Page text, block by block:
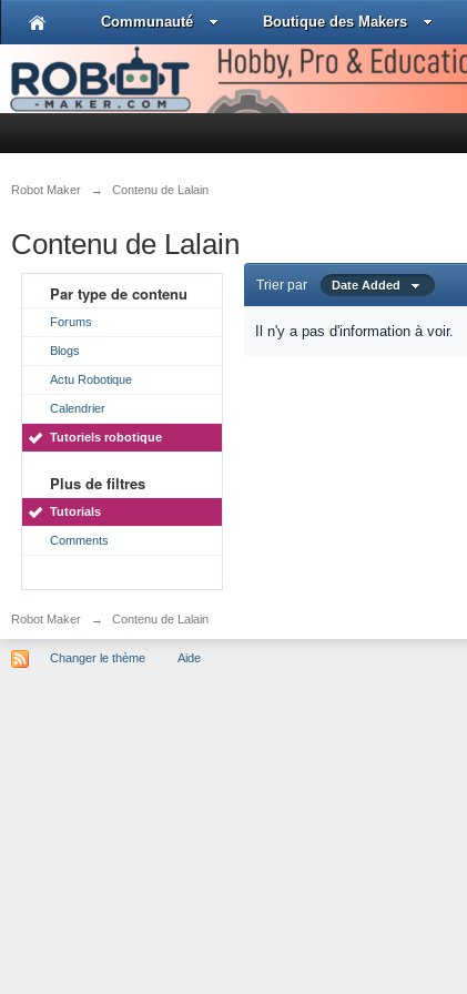
Communauté Boutique des Makers
Robot Maker → Contenu de Lalain
Contenu de Lalain
Par type de contenu
Forums
Blogs
Actu Robotique
Calendrier
Tutoriels robotique
Plus de filtres
Tutorials
Comments
Trier par Date Added
Il n'y a pas d'information à voir.
Robot Maker → Contenu de Lalain
Changer le thème Aide